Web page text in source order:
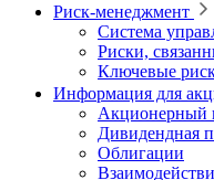
Риск-менеджмент
Система
Риски,
Ключевые
Информация для
Акционерный
Дивидендная
Облигации